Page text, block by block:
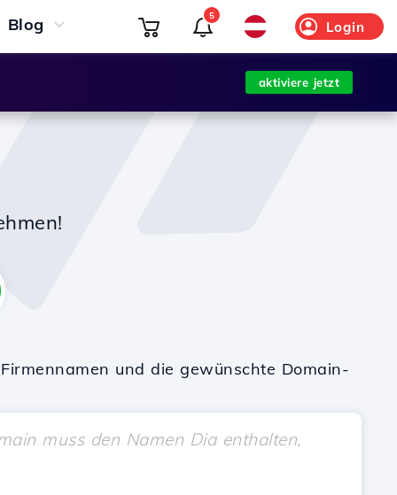
Blog Login
5
aktiviere jetzt
und die gewünschte Domain-